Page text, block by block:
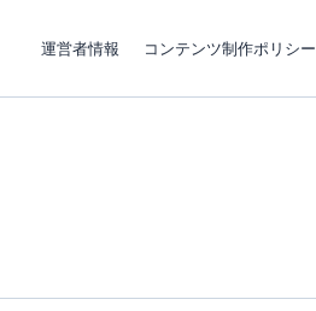
運営者情報 コンテンツ制作ポリシー